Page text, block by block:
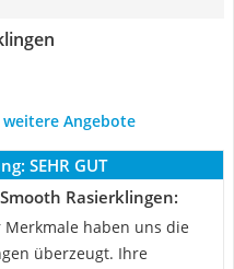
Angebote
SEHR GUT
Rasierklingen:
haben uns die
überzeugt. Ihre